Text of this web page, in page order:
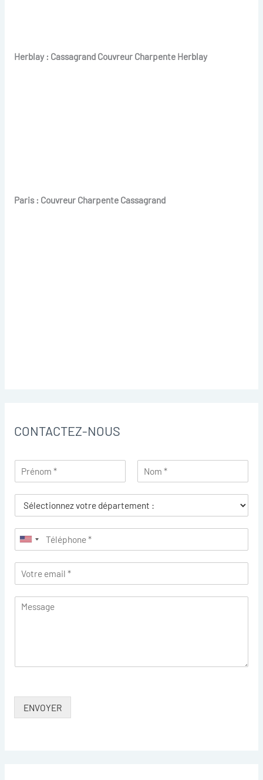
Herblay : Cassagrand Couvreur Charpente Herblay
Paris : Couvreur Charpente Cassagrand
CONTACTEZ-NOUS
ENVOYER